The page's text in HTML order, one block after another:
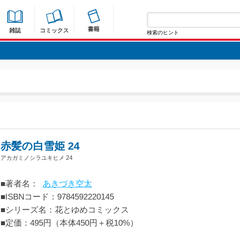
雑誌 コミックス 書籍 検索のヒント
赤髪の白雪姫 24
アカガミノシラユキヒメ 24
■著者名：
あきづき空太
■ISBNコード：9784592220145
■シリーズ名：花とゆめコミックス
■定価：495円（本体450円＋税10%）